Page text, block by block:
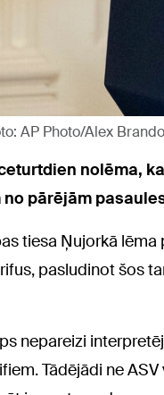
AP Photo/Alex
nolēma,
pārējām
tiesa Ņujorkā lēma
pasludinot šos
nepareizi
Tādējādi ne